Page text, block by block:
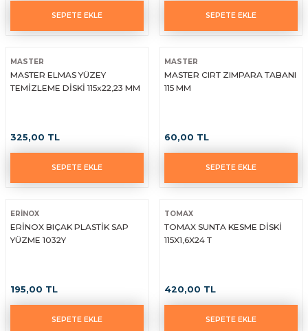
SEPETE EKLE SEPETE EKLE
MASTER
MASTER ELMAS YÜZEY
TEMİZLEME DİSKİ 115x22,23 MM
325,00 TL
SEPETE EKLE
MASTER
MASTER CIRT ZIMPARA TABANI
115 MM
60,00 TL
SEPETE EKLE
ERİNOX
ERİNOX BIÇAK PLASTİK SAP
YÜZME 1032Y
195,00 TL
SEPETE EKLE
TOMAX
TOMAX SUNTA KESME DİSKİ
115X1,6X24 T
420,00 TL
SEPETE EKLE